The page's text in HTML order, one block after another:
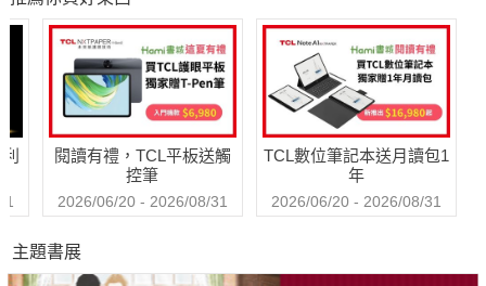
K線、均線到交易高
手的養成祕笈
閱讀有禮，TCL平板送觸
控筆
2026/06/20 - 2026/08/31
TCL數位筆記本送月讀包1
年
2026/06/20 - 2026/08/31
主題書展